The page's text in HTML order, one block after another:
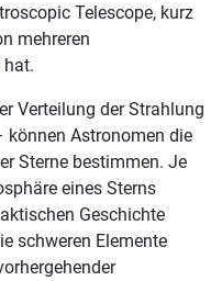
Telescope, kurz
mehreren
hat.
Verteilung der Strahlung
können Astronomen die
Sterne bestimmen. Je
eines Sterns
Geschichte
schweren Elemente